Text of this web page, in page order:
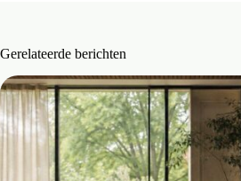
Gerelateerde berichten